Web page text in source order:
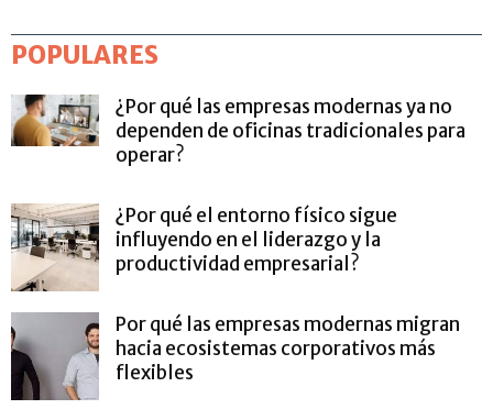
POPULARES
¿Por qué las empresas modernas ya no
dependen de oficinas tradicionales para
operar?
¿Por qué el entorno físico sigue
influyendo en el liderazgo y la
productividad empresarial?
Por qué las empresas modernas migran
hacia ecosistemas corporativos más
flexibles